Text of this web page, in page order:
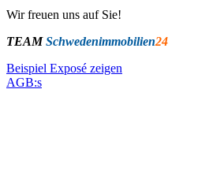
Wir freuen uns auf Sie!
TEAMSchwedenimmobilien24
Beispiel Exposé zeigen
AGB:s